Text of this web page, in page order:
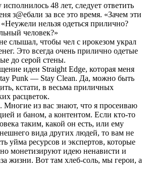
48 лет, следует ответить
з@ебали за все это время. «Зачем эти
нельзя одеться прилично?
человек?»
слышал, чтобы чел с ирокезом украл
Это всегда очень прилично одетые
до серой стены.
идеи Straight Edge, которая меня
Punk — Stay Clean. Да, можно быть
кстати, в весьма приличных
расцветок.
Многие из вас знают, что я просеиваю
и баном, а контентом. Если кто-то
таким, какой он есть, или ему
вида других людей, то вам не
уйма ресурсов и экспертов, которые
монетизируют идею ненависти и
жизни. Вот там хлеб-соль, мы герои, а